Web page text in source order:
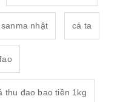
nhật cá ta
thu đao bao tiền 1kg